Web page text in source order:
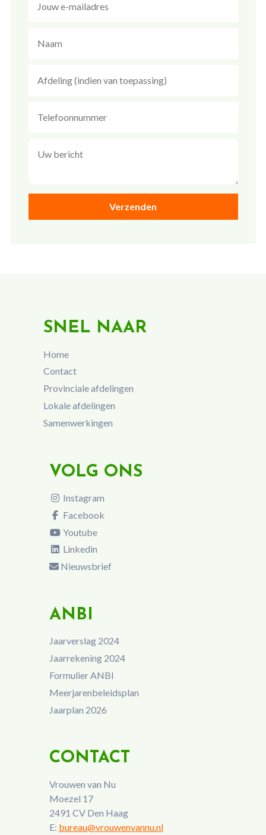
SNEL NAAR
Home
Contact
Provinciale afdelingen
Lokale afdelingen
Samenwerkingen
VOLG ONS
Instagram
Facebook
Youtube
Linkedin
Nieuwsbrief
ANBI
Jaarverslag 2024
Jaarrekening 2024
Formulier ANBI
Meerjarenbeleidsplan
Jaarplan 2026
CONTACT
Vrouwen van Nu
Moezel 17
2491 CV Den Haag
E: bureau@vrouwenvannu.nl